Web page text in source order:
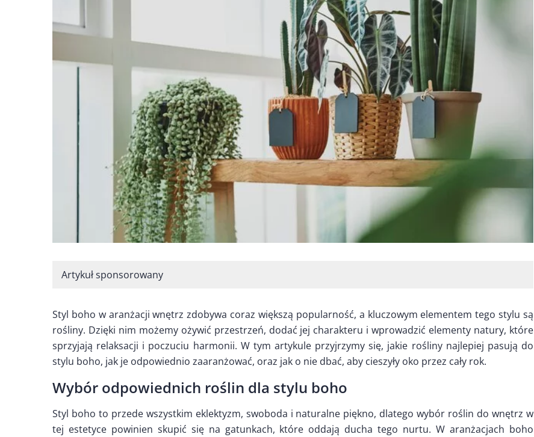
Artykuł sponsorowany
Styl boho w aranżacji wnętrz zdobywa coraz większą popularność, a kluczowym elementem tego stylu są
rośliny. Dzięki nim możemy ożywić przestrzeń, dodać jej charakteru i wprowadzić elementy natury, które
sprzyjają relaksacji i poczuciu harmonii. W tym artykule przyjrzymy się, jakie rośliny najlepiej pasują do
stylu boho, jak je odpowiednio zaaranżować, oraz jak o nie dbać, aby cieszyły oko przez cały rok.
Wybór odpowiednich roślin dla stylu boho
Styl boho to przede wszystkim eklektyzm, swoboda i naturalne piękno, dlatego wybór roślin do wnętrz w
tej estetyce powinien skupić się na gatunkach, które oddają ducha tego nurtu. W aranżacjach boho